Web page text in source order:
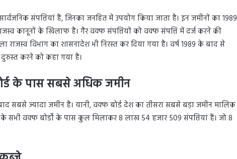
संपत्तियां हैं, जिनका जनहित में उपयोग किया जाता है। इन जमीनों का 1989
कानूनों के खिलाफ है। गैर वक्फ संपत्तियों को वक्फ संपत्ति में दर्ज करने की
विभाग का शासनादेश भी निरस्त कर दिया गया है। वर्ष 1989 के बाद से
दुरुस्त करने को कहा गया है।
के पास सबसे अधिक जमीन
सबसे ज्यादा जमीन है। यानी, वक्फ बोर्ड देश का तीसरा सबसे बड़ा जमीन मालिक
वक्फ बोर्डों के पास कुल मिलाकर 8 लाख 54 हजार 509 संपत्तियां हैं। जो 8